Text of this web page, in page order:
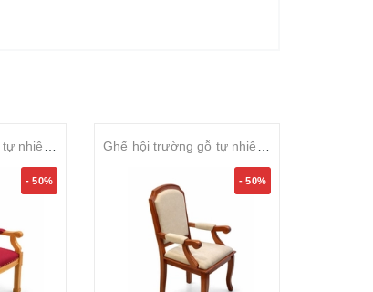
Ghế hội trường gỗ tự nhiên sơn PU bọc nỉ cao cấp SVGHT023
- 50%
Ghế hội trường gỗ tự nhiên sơn PU bọc nỉ cao cấp SVGHT022
- 50%